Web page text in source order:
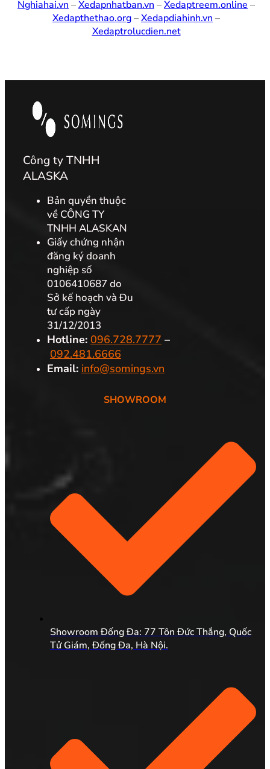
Nghiahai.vn –Xedapnhatban.vn –Xedaptreem.online –
Xedapthethao.org–Xedapdiahinh.vn –
Xedaptrolucdien.net
Công ty TNHH
ALASKA
Bản quyền thuộc
về CÔNG TY
TNHH ALASKAN
Giấy chứng nhận
đăng ký doanh
nghiệp số
0106410687 do
Sở kế hoạch và Đu
tư cấp ngày
31/12/2013
Hotline: 096.728.7777 –
092.481.6666
Email: info@somings.vn
SHOWROOM
Showroom Đống Đa: 77 Tôn Đức Thắng, Quốc
Tử Giám, Đống Đa, Hà Nội.